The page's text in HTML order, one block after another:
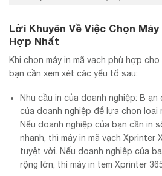
Lời Khuyên Về Việc Chọn Máy
Hợp Nhất
Khi chọn máy in mã vạch phù hợp
bạn cần xem xét các yếu tố sau:
Nhu cầu in của doanh nghiệp: B ạn
của doanh nghiệp để lựa chọn loại
Nếu doanh nghiệp của bạn cần in
nhanh, thì máy in mã vạch Xprinter
tuyệt vời. Nếu doanh nghiệp của
rộng lớn, thì máy in tem Xprinter